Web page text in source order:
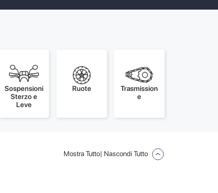
Sospensioni
Sterzo e
Leve
Ruote
Trasmission
e
Mostra Tutto| Nascondi Tutto